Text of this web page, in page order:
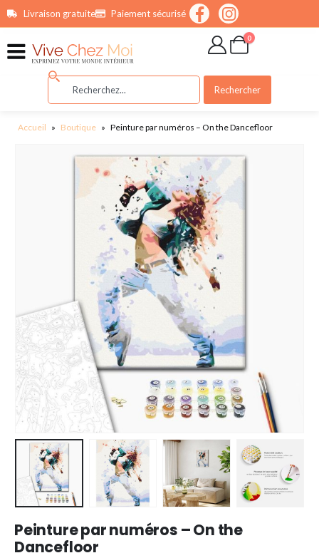
principalLivraison gratuite Paiement sécurisé
0
Rechercher
Accueil » Boutique » Peinture par numéros – On the Dancefloor
Peinture par numéros – On the
Dancefloor